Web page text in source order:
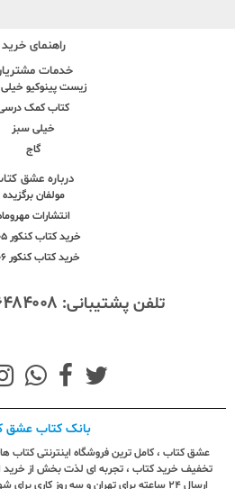
راهنمای خرید
خدمات
زیست پینوکیو
کتاب کمک
خیلی سبز
گاج
درباره عشق
مولفان برگزیده
انتشارات
خرید کتاب کنکور 1405
خرید کتاب کنکور 1406
تلفن پشتیبانی:
بانک کتاب عشق
عشق کتاب ، کامل ترین فروشگاه اینترنتی کتاب
تخفیف خرید کتاب ، تجربه ای لذت بخش از خرید
ارسال ٢٤ ساعته برای تهران و سه روز